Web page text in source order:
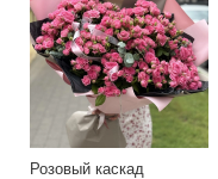
Розовый каскад